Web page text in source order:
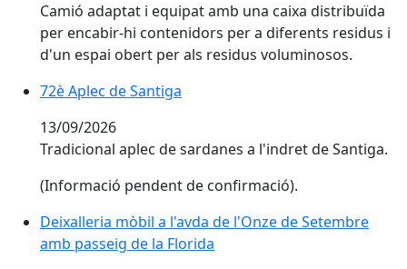
Camió adaptat i equipat amb una caixa distribuïda
per encabir-hi contenidors per a diferents residus i
d'un espai obert per als residus voluminosos.
72è Aplec de Santiga
13/09/2026
Tradicional aplec de sardanes a l'indret de Santiga.
(Informació pendent de confirmació).
Deixalleria mòbil a l'avda de l'Onze de Setembre
amb passeig de la Florida